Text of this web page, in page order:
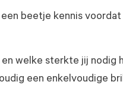
beetje kennis
welke sterkte jij nodig
een enkelvoudige